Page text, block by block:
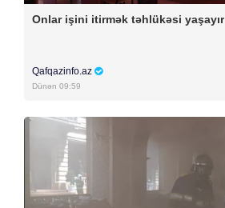
Onlar işini itirmək təhlükəsi yaşayır
Qafqazinfo.az
Dünən 09:59